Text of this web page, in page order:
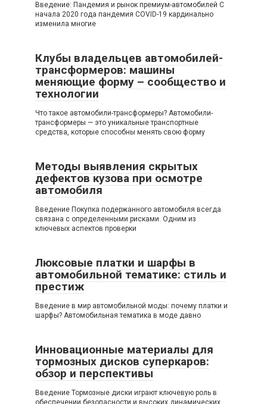
Введение: Пандемия и рынок премиум-автомобилей С
начала 2020 года пандемия COVID-19 кардинально
изменила многие
Клубы владельцев автомобилей-
трансформеров: машины
меняющие форму – сообщество и
технологии
Что такое автомобили-трансформеры? Автомобили-
трансформеры — это уникальные транспортные
средства, которые способны менять свою форму
Методы выявления скрытых
дефектов кузова при осмотре
автомобиля
Введение Покупка подержанного автомобиля всегда
связана с определенными рисками. Одним из
ключевых аспектов проверки
Люксовые платки и шарфы в
автомобильной тематике: стиль и
престиж
Введение в мир автомобильной моды: почему платки и
шарфы? Автомобильная тематика в моде давно
Инновационные материалы для
тормозных дисков суперкаров:
обзор и перспективы
Введение Тормозные диски играют ключевую роль в
обеспечении безопасности и высоких динамических